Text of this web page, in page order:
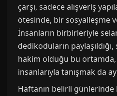
çarşı, sadece alışveriş
ötesinde, bir sosyalleşme
İnsanların birbirleriyle
dedikoduların
hakim olduğu bu ortamda,
insanlarıyla tanışmak da
Haftanın belirli